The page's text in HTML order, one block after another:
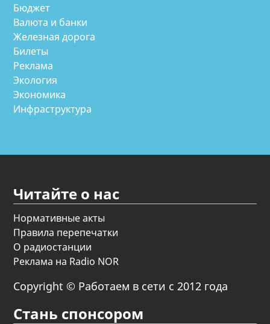
Бюджет
Валюта и банки
Железная дорога
Билеты
Реклама
Экология
Экономика
Инфраструктура
Читайте о нас
Нормативные акты
Правила перепечатки
О радиостанции
Реклама на Radio NOR
Copyright © Работаем в сети с 2012 года
Стань спонсором